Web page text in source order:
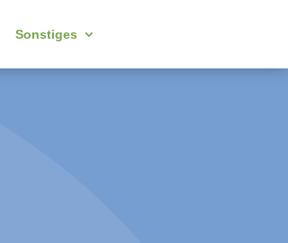
Sonstiges